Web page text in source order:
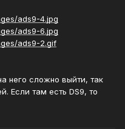
ads9-4.jpg
ads9-6.jpg
ads9-2.gif
него сложно выйти, так
Если там есть DS9, то